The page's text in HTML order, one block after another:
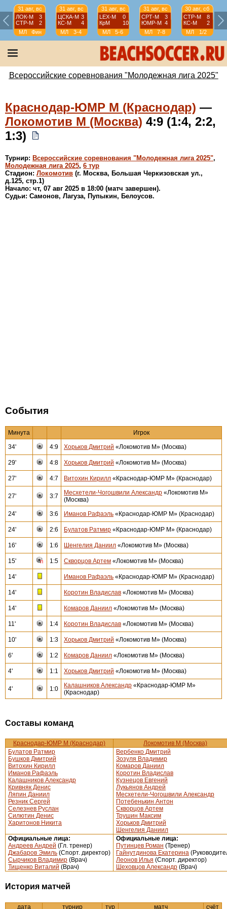
31 авг, вс
ЛОК-М
3
СТР-М
2
МЛ
Фин
31 авг, вс
ЦСКА-М 3
КС-М
4
МЛ
3-4
31 авг, вс
LEX-М
0
КрМ
10
МЛ
5-6
31 авг, вс
СРТ-М
3
ЮМР-М 4
МЛ
7-8
30 авг, сб
СТР-М
8
КС-М
2
МЛ
1/2
Всероссийские соревнования "Молодежная лига 2025"
Краснодар-ЮМР М (Краснодар) —
Локомотив М (Москва) 4:9 (1:4, 2:2,
1:3)
Турнир: Всероссийские соревнования "Молодежная лига 2025",
Молодежная лига 2025, 6 тур
Стадион: Локомотив (г. Москва, Большая Черкизовская ул.,
д.125, стр.1)
Начало: чт, 07 авг 2025 в 18:00 (матч завершен).
Судьи: Самонов, Лагуза, Пупыкин, Белоусов.
События
Минута
Игрок
34'
4:9 Хорьков Дмитрий «Локомотив М» (Москва)
29' 4:8 Хорьков Дмитрий «Локомотив М» (Москва)
27' 4:7 Витохин Кирилл «Краснодар-ЮМР М» (Краснодар)
27' 3:7 Месхетели-Чогошвили Александр «Локомотив М»
(Москва)
24'
3:6 Иманов Рафаэль «Краснодар-ЮМР М» (Краснодар)
24' 2:6 Булатов Ратмир «Краснодар-ЮМР М» (Краснодар)
16' 1:6 Шенгелия Даниил «Локомотив М» (Москва)
15' 1:5 Скворцов Артем «Локомотив М» (Москва)
14' Иманов Рафаэль «Краснодар-ЮМР М» (Краснодар)
14' Коротин Владислав «Локомотив М» (Москва)
14' Комаров Даниил «Локомотив М» (Москва)
11' 1:4 Коротин Владислав «Локомотив М» (Москва)
10' 1:3 Хорьков Дмитрий «Локомотив М» (Москва)
6' 1:2 Комаров Даниил «Локомотив М» (Москва)
4' 1:1 Хорьков Дмитрий «Локомотив М» (Москва)
4' 1:0 Калашников Александр «Краснодар-ЮМР М»
(Краснодар)
Составы команд
Краснодар-ЮМР М (Краснодар)
Локомотив М (Москва)
Булатов Ратмир
Бушков Дмитрий
Витохин Кирилл
Иманов Рафаэль
Калашников Александр
Кривняк Денис
Ляпин Даниил
Резник Сергей
Селезнев Руслан
Силютин Денис
Харитонов Никита
Вербенко Дмитрий
Зозуля Владимир
Комаров Даниил
Коротин Владислав
Кузнецов Евгений
Лукьянов Андрей
Месхетели-Чогошвили Александр
Потебенькин Антон
Скворцов Артем
Трушин Максим
Хорьков Дмитрий
Шенгелия Даниил
Официальные лица:
Андреев Андрей (Гл. тренер)
Джабаров Эмиль (Спорт. директор)
Сырчиков Владимир (Врач)
Тищенко Виталий (Врач)
Официальные лица:
Путинцев Роман (Тренер)
Гайнутдинова Екатерина
Леонов Илья (Спорт. директор)
Шеховцов Александр (Врач)
История матчей
дата турнир тур матч счёт